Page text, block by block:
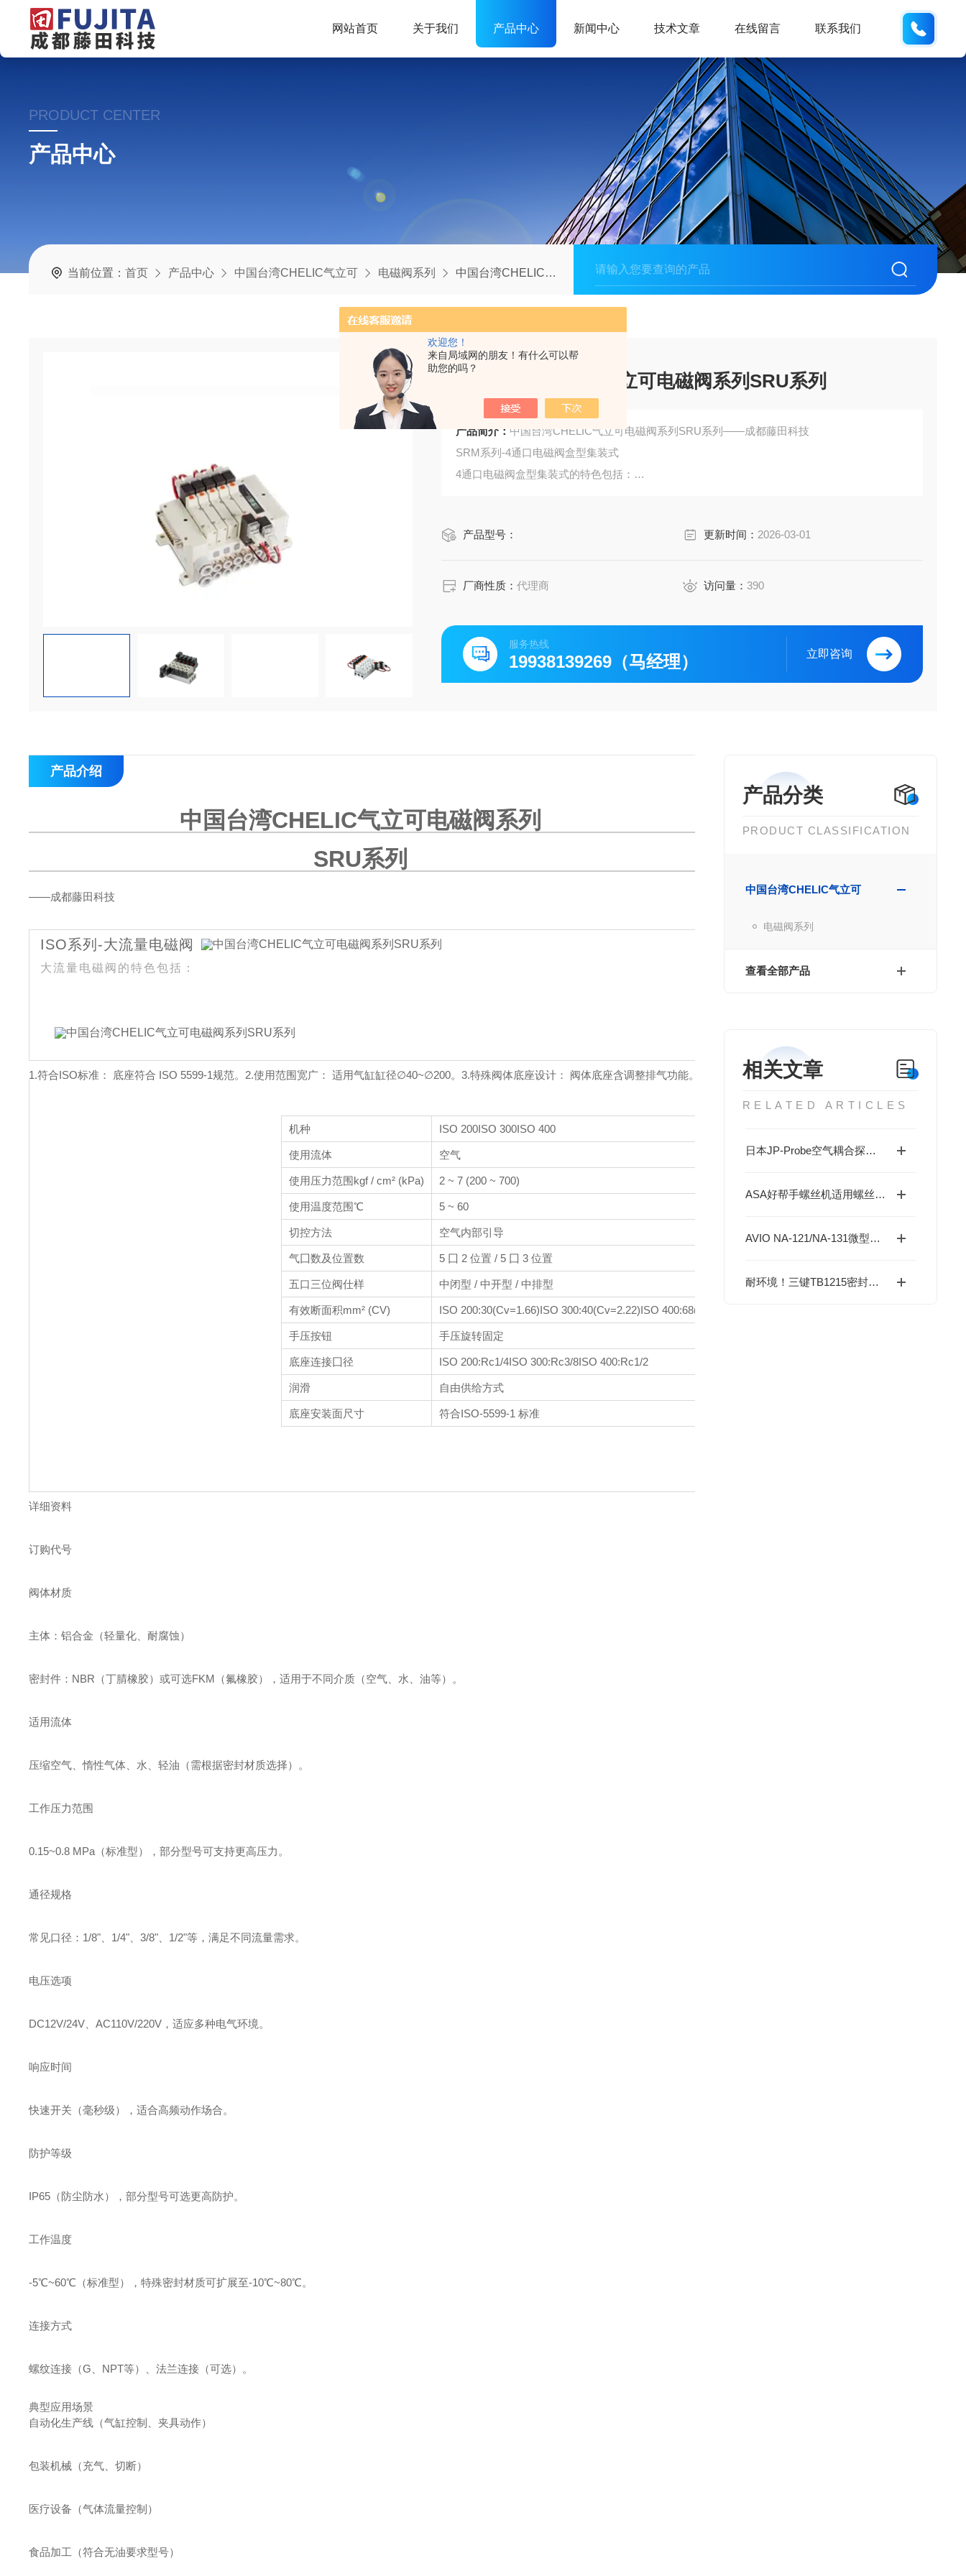
欢迎您！
来自局域网的朋友！有什么可以帮
助您的吗？
网站首页 关于我们 产品中心 新闻中心 技术文章 在线留言 联系我们
PRODUCT CENTER
产品中心
当前位置：首页 产品中心 中国台湾CHELIC气立可 电磁阀系列 中国台湾CHELIC气立可电磁阀系列SRU系列
中国台湾CHELIC气立可电磁阀系列SRU系列
产品简介： 中国台湾CHELIC气立可电磁阀系列SRU系列——成都藤田科技
SRM系列-4通口电磁阀盒型集装式
4通口电磁阀盒型集装式的特色包括：
3.远程监控： LCD数字显示，模拟输出。
产品型号： 更新时间： 2026-03-01
厂商性质：代理商 访问量： 390
服务热线
19938139269（马经理） 立即咨询
产品分类
PRODUCT CLASSIFICATION
中国台湾CHELIC气立可
电磁阀系列
查看全部产品
相关文章
RELATED ARTICLES
日本JP-Probe空气耦合探头的安装与使用技巧说明
ASA好帮手螺丝机适用螺丝规格M1.0~M5.0全兼容
AVIO NA-121/NA-131微型焊头 - 5N以下超轻压力，精密电子焊接专家
耐环境！三键TB1215密封胶获高评价，覆盖高低温与耐油场景
产品介绍
中国台湾CHELIC气立可电磁阀系列
SRU系列
——成都藤田科技
ISO系列-大流量电磁阀
大流量电磁阀的特色包括：
1.符合ISO标准： 底座符合 ISO 5599-1规范。 2.使用范围宽广： 适用气缸缸径∅40~∅200。3.特殊阀体底座设计： 阀体底座含调整排气功能。
机种 ISO 200ISO 300ISO 400
使用流体 空气
使用压力范围kgf / cm² (kPa) 2 ~ 7 (200 ~ 700)
使用温度范围℃ 5 ~ 60
切控方法 空气内部引导
气囗数及位置数 5 囗 2 位置 / 5 囗 3 位置
五口三位阀仕样 中闭型 / 中开型 / 中排型
有效断面积mm² (CV) ISO 200:30(Cv=1.66)ISO 300:40(Cv=2.22)ISO 400:68(Cv=3.8)
手压按钮 手压旋转固定
底座连接囗径 ISO 200:Rc1/4ISO 300:Rc3/8ISO 400:Rc1/2
润滑 自由供给方式
底座安装面尺寸 符合ISO-5599-1 标准
详细资料
订购代号
阀体材质
主体：铝合金（轻量化、耐腐蚀）
密封件：NBR（丁腈橡胶）或可选FKM（氟橡胶），适用于不同介质（空气、水、油等）。
适用流体
压缩空气、惰性气体、水、轻油（需根据密封材质选择）。
工作压力范围
0.15~0.8 MPa（标准型），部分型号可支持更高压力。
通径规格
常见口径：1/8"、1/4"、3/8"、1/2"等，满足不同流量需求。
电压选项
DC12V/24V、AC110V/220V，适应多种电气环境。
响应时间
快速开关（毫秒级），适合高频动作场合。
防护等级
IP65（防尘防水），部分型号可选更高防护。
工作温度
-5℃~60℃（标准型），特殊密封材质可扩展至-10℃~80℃。
连接方式
螺纹连接（G、NPT等）、法兰连接（可选）。
典型应用场景
自动化生产线（气缸控制、夹具动作）
包装机械（充气、切断）
医疗设备（气体流量控制）
食品加工（符合无油要求型号）